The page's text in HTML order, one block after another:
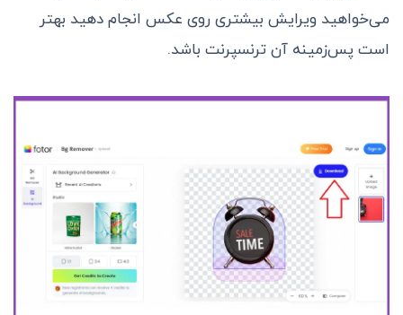
می‌خواهید ویرایش بیشتری روی عکس انجام دهید بهتر
است پس‌زمینه آن ترنسپرنت باشد.